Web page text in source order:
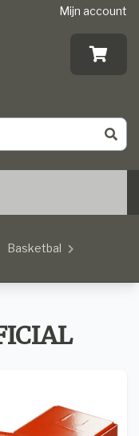
Mijn account
Basketbal